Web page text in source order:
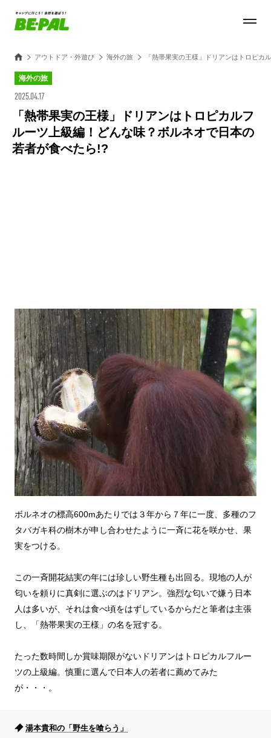
アウトドア・外遊び 海外の旅 「熱帯果実の王様」ドリアンはトロピカ
海外の旅
2025.04.17
「熱帯果実の王様」ドリアンはトロピカルフ
ルーツ上級編！どんな味？ボルネオで日本の
若者が食べたら!?
ボルネオの標高600mあたりでは３年から７年に一度、多種のフ
タバガキ科の樹木が申し合わせたように一斉に花を咲かせ、果
実をつける。
この一斉開花結実の年には珍しい野生種も出回る。現地の人が
匂いを頼りに真剣に選ぶのはドリアン。強烈な匂いで嫌う日本
人は多いが、それは食べ頃をはずしているからだと筆者は主張
し、「熱帯果実の王様」の名を冠する。
たった数時間しか賞味期限がないドリアンはトロピカルフルー
ツの上級編。慎重に選んで日本人の若者に薦めてみた
が・・・。
湯本貴和の「野生を喰らう」